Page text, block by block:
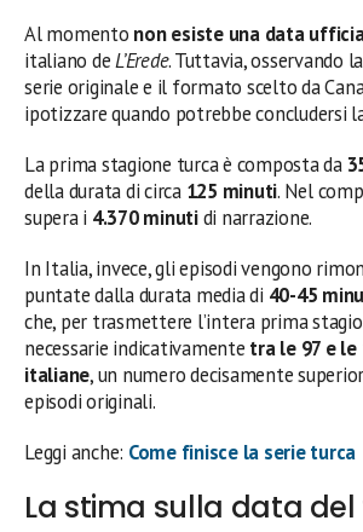
Al momento non esiste una data
italiano deL’Erede. Tuttavia, osservando
serie originale e il formato scelto da
ipotizzare quando potrebbe concludersi
La prima stagione turca è composta da
della durata di circa 125 minuti. Nel
supera i 4.370 minutidi narrazione.
In Italia, invece, gli episodi vengono
puntate dalla durata media di 40-45
che, per trasmettere l’intera prima
necessarie indicativamente tra le 97 e
italiane, un numero decisamente
episodi originali.
Leggi anche: Come finisce la serie turca
La stima sulla data